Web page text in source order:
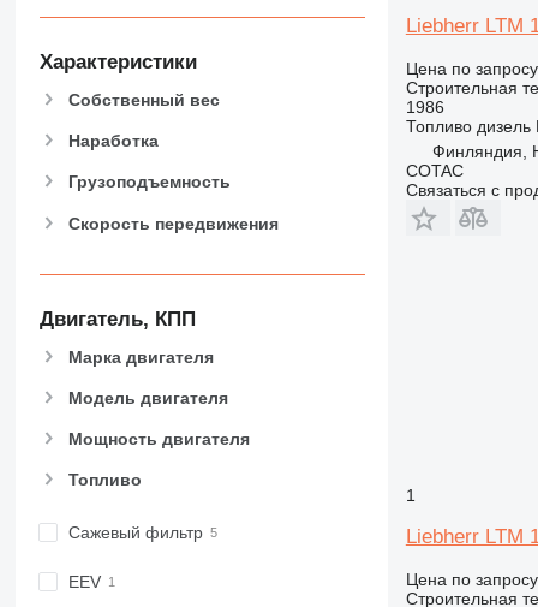
938
953
955
962
966
972
980
990
992
C-series
CB
D series
Характеристики
Собственный вес
Наработка
Грузоподъемность
Скорость передвижения
Двигатель, КПП
Марка двигателя
Модель двигателя
Мощность двигателя
Топливо
Сажевый фильтр
EEV
Liebherr LTM
Цена по запросу
Строительная
1986
Топливо дизель
Финляндия,
COTAC
Связаться с
1
Liebherr LTM
Цена по запросу
Строительная